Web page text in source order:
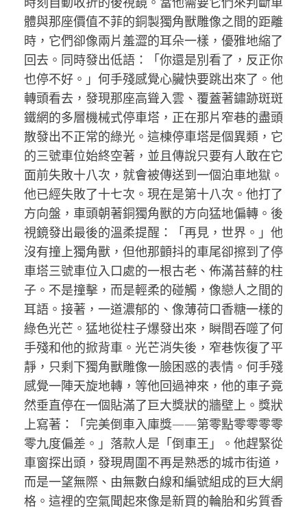
體與那座價值不菲的銅製獨角獸雕像之間的距離
時，它們卻像兩片羞澀的耳朵一樣，優雅地縮了
回去。同時發出低語：「你還是別看了，反正你
也停不好。」何手殘感覺心臟快要跳出來了。他
轉頭看去，發現那座高聳入雲、覆蓋著鏽跡斑斑
鐵網的多層機械式停車塔，正在那片窄巷的盡頭
散發出不正常的綠光。這棟停車塔是個異類，它
的三號車位始終空著，並且傳說只要有人敢在它
面前失敗十八次，就會被傳送到一個泊車地獄。
他已經失敗了十七次。現在是第十八次。他打了
方向盤，車頭朝著銅獨角獸的方向猛地偏轉。後
視鏡發出最後的溫柔提醒：「再見，世界。」他
沒有撞上獨角獸，但他那顫抖的車尾卻擦到了停
車塔三號車位入口處的一根古老、佈滿苔蘚的柱
子。不是撞擊，而是輕柔的碰觸，像戀人之間的
耳語。接著，一道濃郁的、像薄荷口香糖一樣的
綠色光芒。猛地從柱子爆發出來，瞬間吞噬了何
手殘和他的掀背車。光芒消失後，窄巷恢復了平
靜，只剩下獨角獸雕像一臉困惑的表情。何手殘
感覺一陣天旋地轉，等他回過神來，他的車子竟
然垂直停在一個貼滿了巨大獎狀的牆壁上。獎狀
上寫著：「完美倒車入庫獎——第零點零零零零
零九度偏差。」落款人是「倒車王」。他趕緊從
車窗探出頭，發現周圍不再是熟悉的城市街道，
而是一望無際、由無數白線和編號組成的巨大網
格。這裡的空氣聞起來像是新買的輪胎和劣質香